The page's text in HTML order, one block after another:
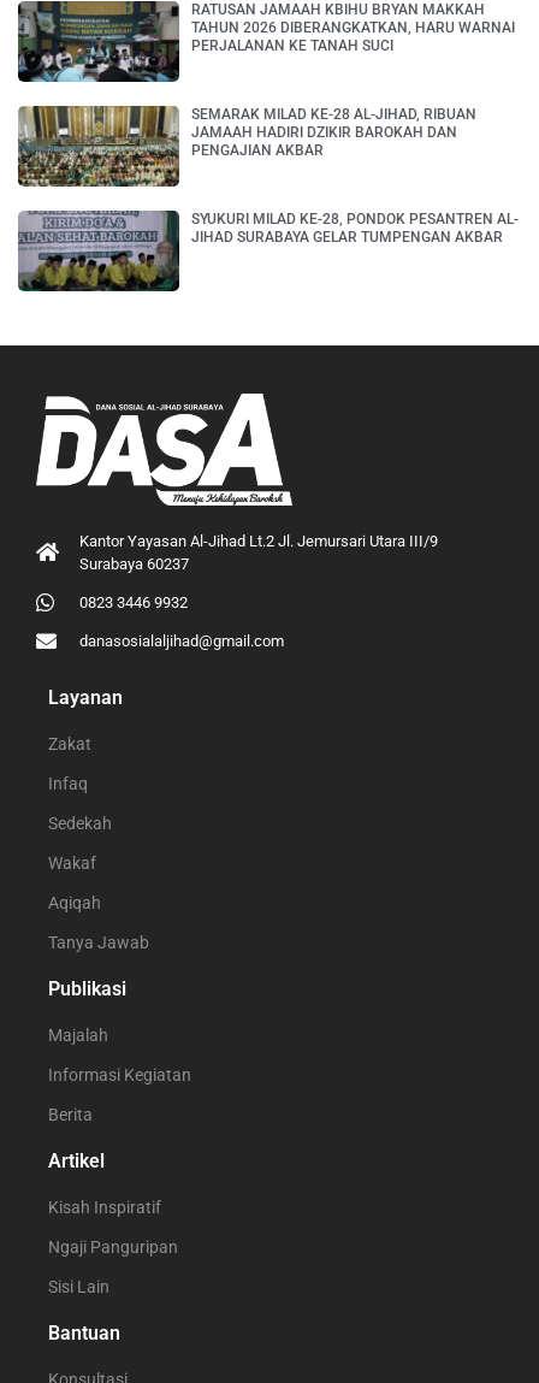
RATUSAN JAMAAH KBIHU BRYAN MAKKAH
TAHUN 2026 DIBERANGKATKAN, HARU WARNAI
PERJALANAN KE TANAH SUCI
SEMARAK MILAD KE-28 AL-JIHAD, RIBUAN
JAMAAH HADIRI DZIKIR BAROKAH DAN
PENGAJIAN AKBAR
SYUKURI MILAD KE-28, PONDOK PESANTREN AL-
JIHAD SURABAYA GELAR TUMPENGAN AKBAR
Kantor Yayasan Al-Jihad Lt.2 Jl. Jemursari Utara III/9
Surabaya 60237
0823 3446 9932
danasosialaljihad@gmail.com
Layanan
Zakat
Infaq
Sedekah
Wakaf
Aqiqah
Tanya Jawab
Publikasi
Majalah
Informasi Kegiatan
Berita
Artikel
Kisah Inspiratif
Ngaji Panguripan
Sisi Lain
Bantuan
Konsultasi